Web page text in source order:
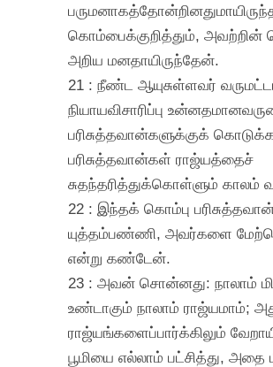
கொம்பைக்குறித்தும், அவற்றின்
அறிய மனதாயிருந்தேன்.
21 : நீண்ட ஆயுசுள்ளவர்
நியாயவிசாரிப்பு
பரிசுத்தவான்களுக்குக்
பரிசுத்தவான்கள் ராஜ்யத்தைச்
சுதந்தரித்துக்கொள்ளும் காலம்
22 : இந்தக் கொம்பு
யுத்தம்பண்ணி, அவர்களை
என்று கண்டேன்.
23 : அவன் சொன்னது: நாலாம்
உண்டாகும் நாலாம் ராஜ்யமாம்;
ராஜ்யங்களைப்பார்க்கிலும்
பூமியை எல்லாம் பட்சித்து, அதை